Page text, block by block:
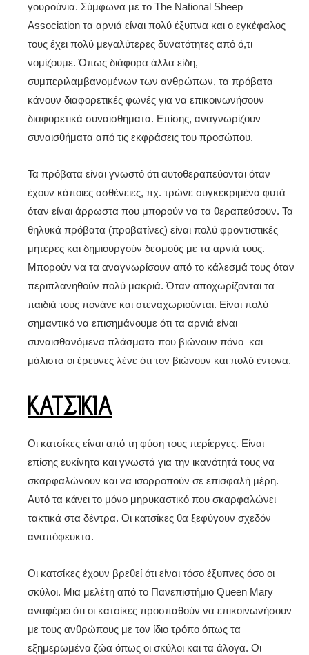
γουρούνια. Σύμφωνα με το The National Sheep
Association τα αρνιά είναι πολύ έξυπνα και ο εγκέφαλος
τους έχει πολύ μεγαλύτερες δυνατότητες από ό,τι
νομίζουμε. Όπως διάφορα άλλα είδη,
συμπεριλαμβανομένων των ανθρώπων, τα πρόβατα
κάνουν διαφορετικές φωνές για να επικοινωνήσουν
διαφορετικά συναισθήματα. Επίσης, αναγνωρίζουν
συναισθήματα από τις εκφράσεις του προσώπου.
Τα πρόβατα είναι γνωστό ότι αυτοθεραπεύονται όταν
έχουν κάποιες ασθένειες, πχ. τρώνε συγκεκριμένα φυτά
όταν είναι άρρωστα που μπορούν να τα θεραπεύσουν. Τα
θηλυκά πρόβατα (προβατίνες) είναι πολύ φροντιστικές
μητέρες και δημιουργούν δεσμούς με τα αρνιά τους.
Μπορούν να τα αναγνωρίσουν από το κάλεσμά τους όταν
περιπλανηθούν πολύ μακριά. Όταν αποχωρίζονται τα
παιδιά τους πονάνε και στεναχωριούνται. Είναι πολύ
σημαντικό να επισημάνουμε ότι τα αρνιά είναι
συναισθανόμενα πλάσματα που βιώνουν πόνο και
μάλιστα οι έρευνες λένε ότι τον βιώνουν και πολύ έντονα.
ΚΑΤΣΙΚΙΑ
Οι κατσίκες είναι από τη φύση τους περίεργες. Είναι
επίσης ευκίνητα και γνωστά για την ικανότητά τους να
σκαρφαλώνουν και να ισορροπούν σε επισφαλή μέρη.
Αυτό τα κάνει το μόνο μηρυκαστικό που σκαρφαλώνει
τακτικά στα δέντρα. Οι κατσίκες θα ξεφύγουν σχεδόν
αναπόφευκτα.
Οι κατσίκες έχουν βρεθεί ότι είναι τόσο έξυπνες όσο οι
σκύλοι. Μια μελέτη από το Πανεπιστήμιο Queen Mary
αναφέρει ότι οι κατσίκες προσπαθούν να επικοινωνήσουν
με τους ανθρώπους με τον ίδιο τρόπο όπως τα
εξημερωμένα ζώα όπως οι σκύλοι και τα άλογα. Οι